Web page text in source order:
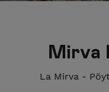
Mirva
La Mirva -